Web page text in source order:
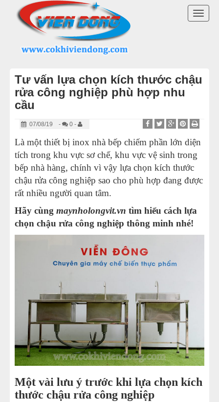
Tư vấn lựa chọn kích thước chậu
rửa công nghiệp phù hợp nhu
cầu
07/08/19 - 0 -
Là một thiết bị inox nhà bếp chiếm phần lớn diện
tích trong khu vực sơ chế, khu vực vệ sinh trong
bếp nhà hàng, chính vì vậy lựa chọn kích thước
chậu rửa công nghiệp sao cho phù hợp đang được
rất nhiều người quan tâm.
Hãy cùng maynholongvit.vn tìm hiểu cách lựa
chọn chậu rửa công nghiệp thông minh nhé!
Một vài lưu ý trước khi lựa chọn kích
thước chậu rửa công nghiệp
DANH MỤC SẢN PHẨM
MÁY VẶT LÔNG GÀ VỊT VIỄN ĐÔNG
LINH KIỆN MÁY VẶT LÔNG GÀ
MÁY NHỔ LÔNG VỊT
MÁY VẶT LÔNG CHIM
LÒ QUAY VỊT
THIẾT BỊ KHÁC
THIẾT BỊ BẾP CÔNG NGHIỆP
MÁY CHẾ BIẾN THỊT